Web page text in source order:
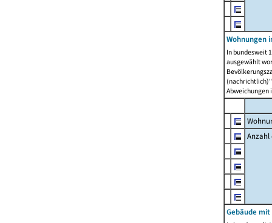
Wohnungen
In bundesweit
ausgewählt
Abweichungen
Anzahl
Gebäude